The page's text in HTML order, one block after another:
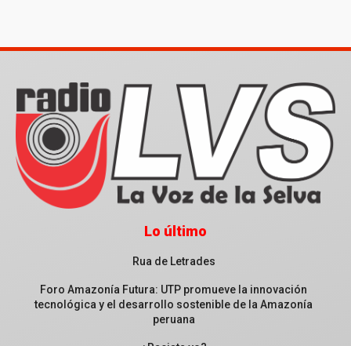
Lo último
Rua de Letrades
Foro Amazonía Futura: UTP promueve la innovación
tecnológica y el desarrollo sostenible de la Amazonía
peruana